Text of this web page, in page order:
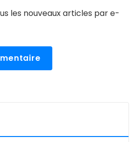
les nouveaux articles par e-